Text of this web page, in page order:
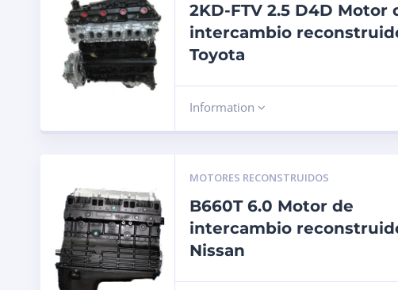
2KD-FTV 2.5 D4D Motor
intercambio
Toyota
Information
MOTORES RECONSTRUIDOS
B660T 6.0 Motor de
intercambio
Nissan